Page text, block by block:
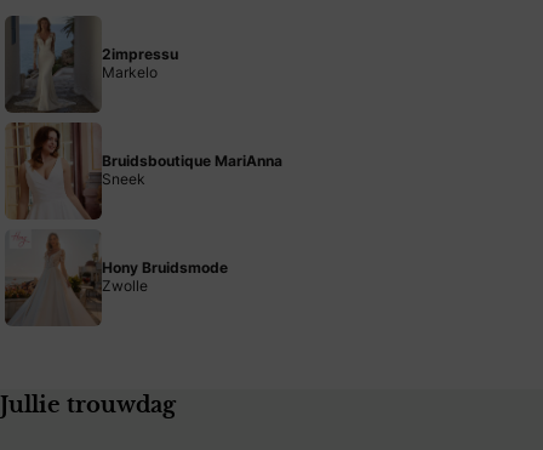
2impressu
Markelo
Bruidsboutique MariAnna
Sneek
Hony Bruidsmode
Zwolle
Jullie trouwdag